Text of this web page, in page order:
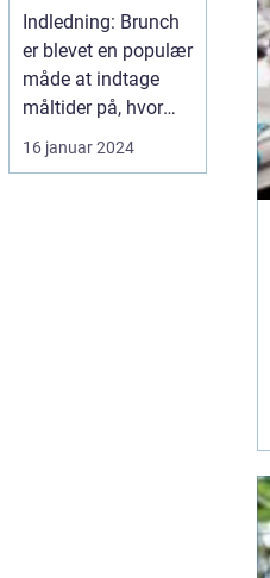
morgenmadens
fornøjelse
Indledning: Brunch
er blevet en populær
måde at indtage
måltider på, hvor
det bedste fra både
morgen...
16 januar 2024